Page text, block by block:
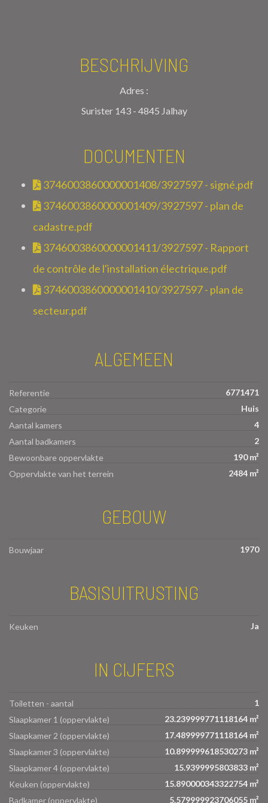
BESCHRIJVING
Adres :
Surister 143 - 4845 Jalhay
DOCUMENTEN
3746003860000001408/3927597 - signé.pdf
3746003860000001409/3927597 - plan de
cadastre.pdf
3746003860000001411/3927597 - Rapport
de contrôle de l'installation électrique.pdf
3746003860000001410/3927597 - plan de
secteur.pdf
ALGEMEEN
Referentie
6771471
Categorie
Huis
Aantal kamers
4
Aantal badkamers
2
Bewoonbare oppervlakte
190 m²
Oppervlakte van het terrein
2484 m²
GEBOUW
Bouwjaar 1970
BASISUITRUSTING
Keuken Ja
IN CIJFERS
Toiletten - aantal
1
Slaapkamer 1 (oppervlakte)
23.239999771118164 m²
Slaapkamer 2 (oppervlakte)
17.489999771118164 m²
Slaapkamer 3 (oppervlakte)
10.899999618530273 m²
Slaapkamer 4 (oppervlakte)
15.9399995803833 m²
Keuken (oppervlakte)
15.890000343322754 m²
Badkamer (oppervlakte)
5.579999923706055 m²